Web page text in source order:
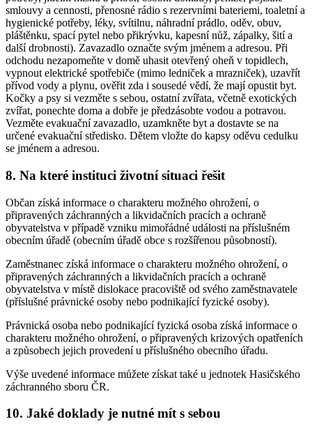
smlouvy a cennosti, přenosné rádio s rezervními bateriemi, toaletní a
hygienické potřeby, léky, svítilnu, náhradní prádlo, oděv, obuv,
pláštěnku, spací pytel nebo přikrývku, kapesní nůž, zápalky, šití a
další drobnosti). Zavazadlo označte svým jménem a adresou. Při
odchodu nezapomeňte v domě uhasit otevřený oheň v topidlech,
vypnout elektrické spotřebiče (mimo ledniček a mrazniček), uzavřít
přívod vody a plynu, ověřit zda i sousedé vědí, že mají opustit byt.
Kočky a psy si vezměte s sebou, ostatní zvířata, včetně exotických
zvířat, ponechte doma a dobře je předzásobte vodou a potravou.
Vezměte evakuační zavazadlo, uzamkněte byt a dostavte se na
určené evakuační středisko. Dětem vložte do kapsy oděvu cedulku
se jménem a adresou.
8. Na které instituci životní situaci řešit
Občan získá informace o charakteru možného ohrožení, o
připravených záchranných a likvidačních pracích a ochraně
obyvatelstva v případě vzniku mimořádné události na příslušném
obecním úřadě (obecním úřadě obce s rozšířenou působností).
Zaměstnanec získá informace o charakteru možného ohrožení, o
připravených záchranných a likvidačních pracích a ochraně
obyvatelstva v místě dislokace pracoviště od svého zaměstnavatele
(příslušné právnické osoby nebo podnikající fyzické osoby).
Právnická osoba nebo podnikající fyzická osoba získá informace o
charakteru možného ohrožení, o připravených krizových opatřeních
a způsobech jejich provedení u příslušného obecního úřadu.
Výše uvedené informace můžete získat také u jednotek Hasičského
záchranného sboru ČR.
10. Jaké doklady je nutné mít s sebou